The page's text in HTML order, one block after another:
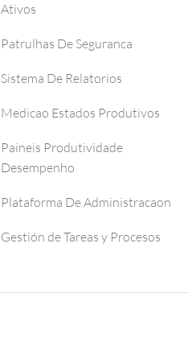
Ativos
Patrulhas De Seguranca
Sistema De Relatorios
Medicao Estados Produtivos
Paineis Produtividade
Desempenho
Plataforma De Administracaon
Gestión de Tareas y Procesos